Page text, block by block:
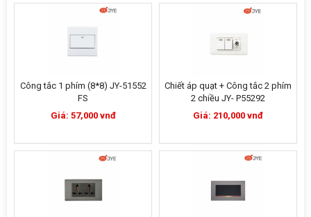
Công tắc 1 phím (8*8) JY-51552
FS
Giá: 57,000 vnđ
Chiết áp quạt + Công tắc 2 phím
2 chiều JY- P55292
Giá: 210,000 vnđ